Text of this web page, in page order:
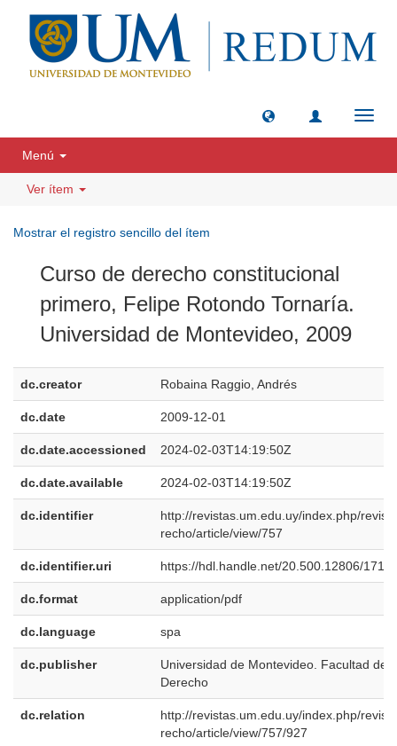
Menú
Ver ítem
Mostrar el registro sencillo del ítem
Curso de derecho constitucional
primero, Felipe Rotondo Tornaría.
Universidad de Montevideo, 2009
dc.creator Robaina Raggio, Andrés
dc.date 2009-12-01
dc.date.accessioned 2024-02-03T14:19:50Z
dc.date.available 2024-02-03T14:19:50Z
dc.identifier
http://revistas.um.edu.uy/index.php/
recho/article/view/757
dc.identifier.uri https://hdl.handle.net/20.500.12806/1715
dc.format application/pdf
dc.language spa
dc.publisher
Universidad de Montevideo. Facultad de
Derecho
dc.relation
http://revistas.um.edu.uy/index.php/
recho/article/view/757/927